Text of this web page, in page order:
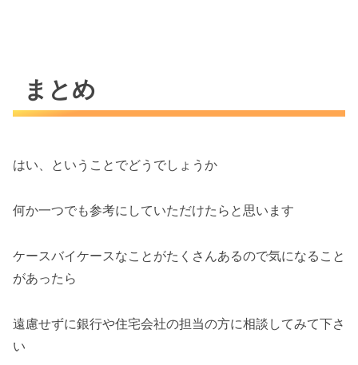
まとめ
はい、ということでどうでしょうか
何か一つでも参考にしていただけたらと思います
ケースバイケースなことがたくさんあるので気になること
があったら
遠慮せずに銀行や住宅会社の担当の方に相談してみて下さ
い